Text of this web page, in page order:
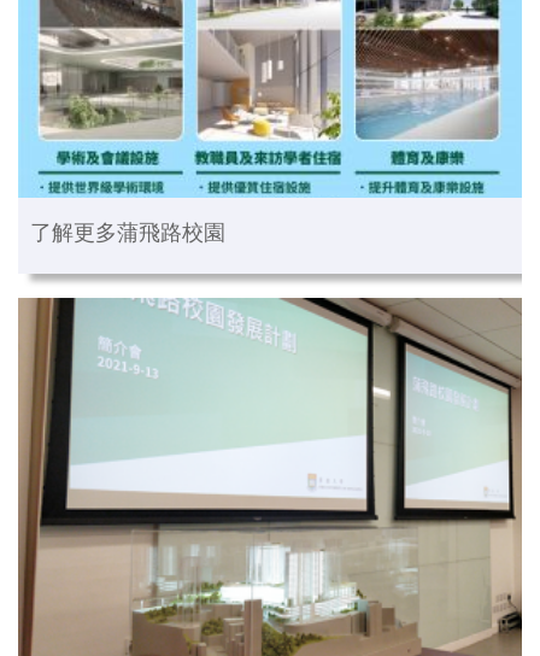
了解更多蒲飛路校園